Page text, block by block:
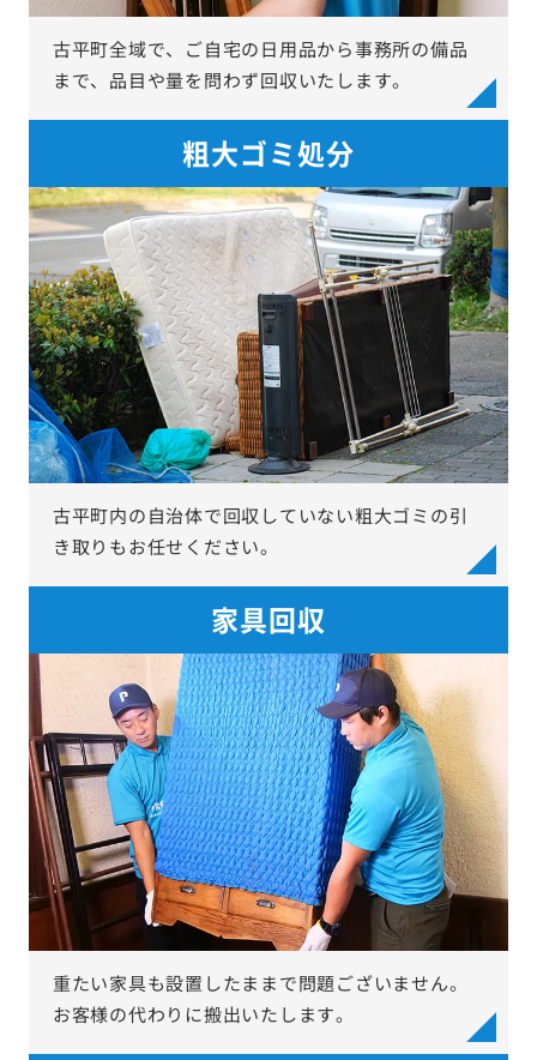
古平町全域で、ご自宅の日用品から事務所の備品
まで、品目や量を問わず回収いたします。
粗大ゴミ処分
古平町内の自治体で回収していない粗大ゴミの引
き取りもお任せください。
家具回収
重たい家具も設置したままで問題ございません。
お客様の代わりに搬出いたします。